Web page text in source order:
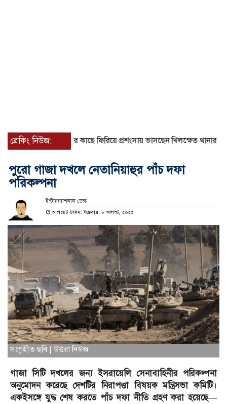
ব্রেকিং নিউজ:
শিশুকে পরিবারের কাছে ফিরিয়ে প্রশংসায় ভাসছেন খিলক্ষেত থানার ওসি
পুরো গাজা দখলে নেতানিয়াহুর পাঁচ দফা
পরিকল্পনা
ইন্টারন্যাশনাল ডেস্ক
আপডেট টাইম: শুক্রবার, ৮ আগস্ট, ২০২৫
সংগৃহীত ছবি | উত্তরা নিউজ
গাজা সিটি দখলের জন্য ইসরায়েলি সেনাবাহিনীর পরিকল্পনা
অনুমোদন করেছে দেশটির নিরাপত্তা বিষয়ক মন্ত্রিসভা কমিটি।
একইসঙ্গে যুদ্ধ শেষ করতে পাঁচ দফা নীতি গ্রহণ করা হয়েছে—